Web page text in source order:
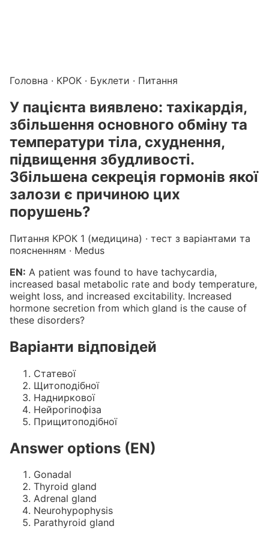
Головна · КРОК · Буклети · Питання
У пацiєнта виявлено: тахiкардiя,
збiльшення основного обмiну та
температури тiла, схуднення,
пiдвищення збудливостi.
Збiльшена секрецiя гормонiв якої
залози є причиною цих
порушень?
Питання КРОК 1 (медицина) · тест з варіантами та
поясненням · Medus
EN: A patient was found to have tachycardia,
increased basal metabolic rate and body temperature,
weight loss, and increased excitability. Increased
hormone secretion from which gland is the cause of
these disorders?
Варіанти відповідей
Статевої
Щитоподiбної
Надниркової
Нейрогiпофiза
Прищитоподiбної
Answer options (EN)
Gonadal
Thyroid gland
Adrenal gland
Neurohypophysis
Parathyroid gland